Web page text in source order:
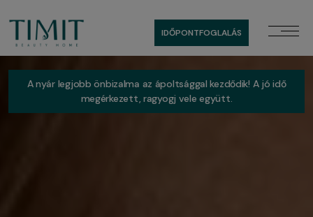
IDŐPONTFOGLALÁS
A nyár legjobb önbizalma az ápoltsággal kezdődik! A jó idő
megérkezett, ragyogj vele együtt.